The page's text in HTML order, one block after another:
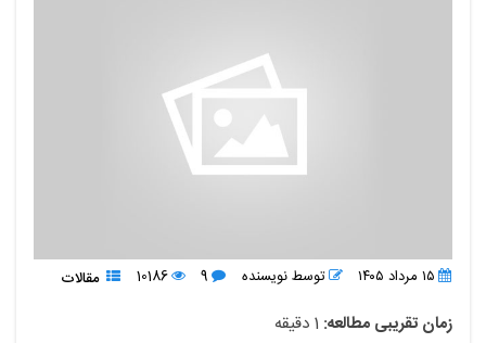
۱۵ مرداد ۱۴۰۵ توسط نویسنده 9
10186 مقالات
زمان تقریبی مطالعه: 1 دقیقه